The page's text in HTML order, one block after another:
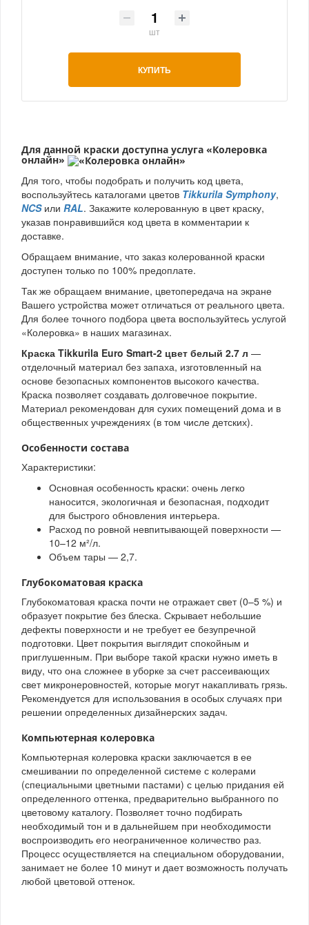
шт
КУПИТЬ
Для данной краски доступна услуга «Колеровка
онлайн»
Для того, чтобы подобрать и получить код цвета,
воспользуйтесь каталогами цветов Tikkurila Symphony,
NCSили RAL. Закажите колерованную в цвет краску,
указав понравившийся код цвета в комментарии к
доставке.
Обращаем внимание, что заказ колерованной краски
доступен только по 100% предоплате.
Так же обращаем внимание, цветопередача на экране
Вашего устройства может отличаться от реального цвета.
Для более точного подбора цвета воспользуйтесь услугой
«Колеровка» в наших магазинах.
Краска Tikkurila Euro Smart-2 цвет белый 2.7 л —
отделочный материал без запаха, изготовленный на
основе безопасных компонентов высокого качества.
Краска позволяет создавать долговечное покрытие.
Материал рекомендован для сухих помещений дома и в
общественных учреждениях (в том числе детских).
Особенности состава
Характеристики:
Основная особенность краски: очень легко
наносится, экологичная и безопасная, подходит
для быстрого обновления интерьера.
Расход по ровной невпитывающей поверхности —
10–12 м²/л.
Объем тары — 2,7.
Глубокоматовая краска
Глубокоматовая краска почти не отражает свет (0–5 %) и
образует покрытие без блеска. Скрывает небольшие
дефекты поверхности и не требует ее безупречной
подготовки. Цвет покрытия выглядит спокойным и
приглушенным. При выборе такой краски нужно иметь в
виду, что она сложнее в уборке за счет рассеивающих
свет микронеровностей, которые могут накапливать грязь.
Рекомендуется для использования в особых случаях при
решении определенных дизайнерских задач.
Компьютерная колеровка
Компьютерная колеровка краски заключается в ее
смешивании по определенной системе с колерами
(специальными цветными пастами) с целью придания ей
определенного оттенка, предварительно выбранного по
цветовому каталогу. Позволяет точно подбирать
необходимый тон и в дальнейшем при необходимости
воспроизводить его неограниченное количество раз.
Процесс осуществляется на специальном оборудовании,
занимает не более 10 минут и дает возможность получать
любой цветовой оттенок.